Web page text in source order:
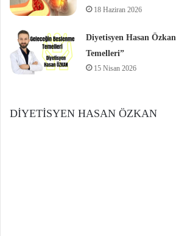
18 Haziran 2026
Diyetisyen Hasan
Temelleri”
15 Nisan 2026
DİYETİSYEN HASAN ÖZKAN